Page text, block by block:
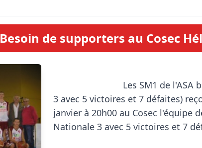
Besoin de supporters au Cosec
3 avec 5 victoires et 7 défaites)
janvier à 20h00 au Cosec l'équipe
Nationale 3 avec 5 victoires et 7